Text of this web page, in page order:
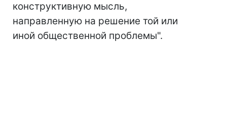
конструктивную мысль,
направленную на решение той или
иной общественной проблемы".